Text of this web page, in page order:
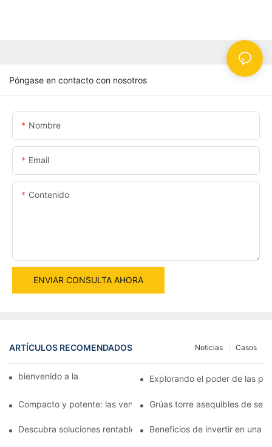
Póngase en contacto con nosotros
Nombre
Email
Contenido
ENVIAR CONSULTA AHORA
ARTÍCULOS RECOMENDADOS Casos
Noticias
bienvenido a la máquina mundial Explorando el poder de las
Compacto y potente: las ventajas de una pequeña plataforma
Grúas torre asequibles de
Descubra soluciones rentables con grúas torre usadas a la
Beneficios de invertir en una